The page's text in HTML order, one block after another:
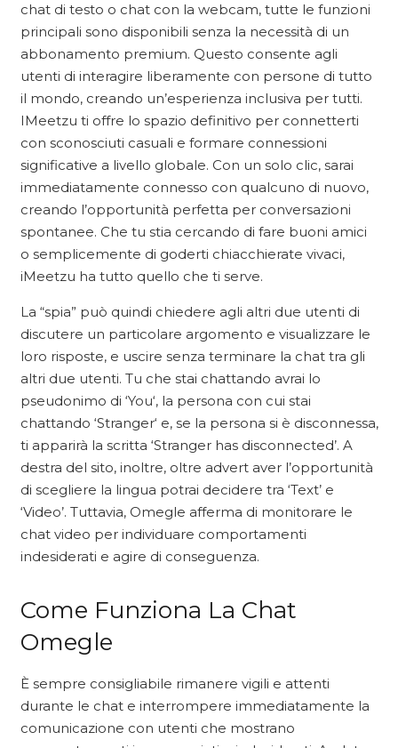
chat di testo o chat con la webcam, tutte le funzioni
principali sono disponibili senza la necessità di un
abbonamento premium. Questo consente agli
utenti di interagire liberamente con persone di tutto
il mondo, creando un’esperienza inclusiva per tutti.
IMeetzu ti offre lo spazio definitivo per connetterti
con sconosciuti casuali e formare connessioni
significative a livello globale. Con un solo clic, sarai
immediatamente connesso con qualcuno di nuovo,
creando l’opportunità perfetta per conversazioni
spontanee. Che tu stia cercando di fare buoni amici
o semplicemente di goderti chiacchierate vivaci,
iMeetzu ha tutto quello che ti serve.
La “spia” può quindi chiedere agli altri due utenti di
discutere un particolare argomento e visualizzare le
loro risposte, e uscire senza terminare la chat tra gli
altri due utenti. Tu che stai chattando avrai lo
pseudonimo di ‘You‘, la persona con cui stai
chattando ‘Stranger‘ e, se la persona si è disconnessa,
ti apparirà la scritta ‘Stranger has disconnected’. A
destra del sito, inoltre, oltre advert aver l’opportunità
di scegliere la lingua potrai decidere tra ‘Text’ e
‘Video’. Tuttavia, Omegle afferma di monitorare le
chat video per individuare comportamenti
indesiderati e agire di conseguenza.
Come Funziona La Chat
Omegle
È sempre consigliabile rimanere vigili e attenti
durante le chat e interrompere immediatamente la
comunicazione con utenti che mostrano